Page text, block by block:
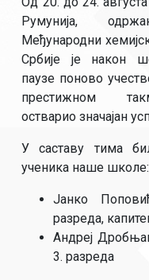
Румунија,
Међународни
Србије је након
паузе поново
престижном
остварио значајан
У саставу тима
ученика наше школе:
Јанко
разреда,
Андреј
3. разреда